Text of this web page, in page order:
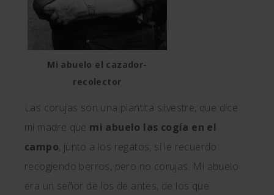
Mi abuelo el cazador-
recolector
Las corujas son una plantita silvestre, que dice
mi madre que mi abuelo las cogía en el
campo, junto a los regatos; sí le recuerdo
recogiendo berros, pero no corujas. Mi abuelo
era un señor de los de antes, de los que